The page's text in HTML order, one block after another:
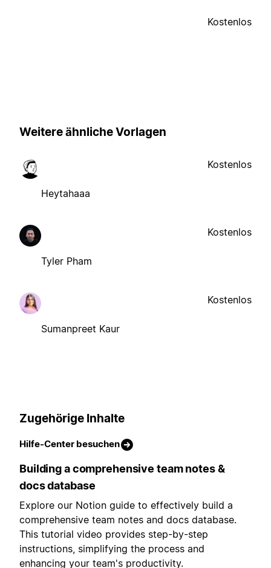
Kostenlos
Weitere ähnliche Vorlagen
Heytahaaa
Kostenlos
Tyler Pham
Kostenlos
Sumanpreet Kaur
Kostenlos
Zugehörige Inhalte
Hilfe-Center besuchen
Building a comprehensive team notes &
docs database
Explore our Notion guide to effectively build a
comprehensive team notes and docs database.
This tutorial video provides step-by-step
instructions, simplifying the process and
enhancing your team's productivity.